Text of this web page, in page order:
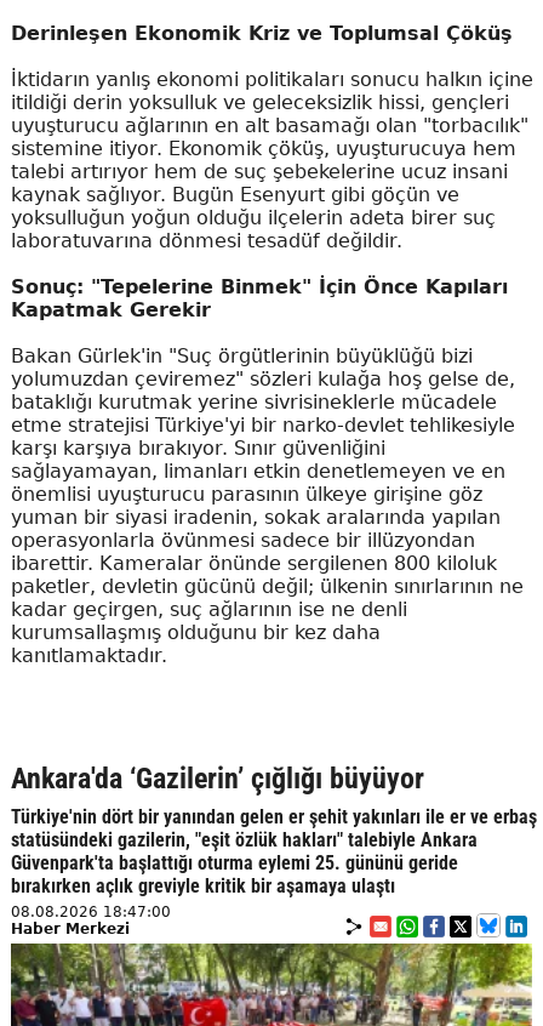
Derinleşen Ekonomik Kriz ve Toplumsal Çöküş
İktidarın yanlış ekonomi politikaları sonucu halkın içine
itildiği derin yoksulluk ve geleceksizlik hissi, gençleri
uyuşturucu ağlarının en alt basamağı olan "torbacılık"
sistemine itiyor. Ekonomik çöküş, uyuşturucuya hem
talebi artırıyor hem de suç şebekelerine ucuz insani
kaynak sağlıyor. Bugün Esenyurt gibi göçün ve
yoksulluğun yoğun olduğu ilçelerin adeta birer suç
laboratuvarına dönmesi tesadüf değildir.
Sonuç: "Tepelerine Binmek" İçin Önce Kapıları
Kapatmak Gerekir
Bakan Gürlek'in "Suç örgütlerinin büyüklüğü bizi
yolumuzdan çeviremez" sözleri kulağa hoş gelse de,
bataklığı kurutmak yerine sivrisineklerle mücadele
etme stratejisi Türkiye'yi bir narko-devlet tehlikesiyle
karşı karşıya bırakıyor. Sınır güvenliğini
sağlayamayan, limanları etkin denetlemeyen ve en
önemlisi uyuşturucu parasının ülkeye girişine göz
yuman bir siyasi iradenin, sokak aralarında yapılan
operasyonlarla övünmesi sadece bir illüzyondan
ibarettir. Kameralar önünde sergilenen 800 kiloluk
paketler, devletin gücünü değil; ülkenin sınırlarının ne
kadar geçirgen, suç ağlarının ise ne denli
kurumsallaşmış olduğunu bir kez daha
kanıtlamaktadır.
Ankara'da ‘Gazilerin’ çığlığı büyüyor
Türkiye'nin dört bir yanından gelen er şehit yakınları ile er ve erbaş
statüsündeki gazilerin, "eşit özlük hakları" talebiyle Ankara
Güvenpark'ta başlattığı oturma eylemi 25. gününü geride
bırakırken açlık greviyle kritik bir aşamaya ulaştı
08.08.2026 18:47:00
Haber Merkezi